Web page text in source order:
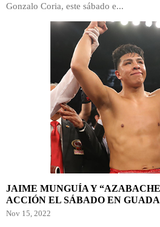
Gonzalo Coria, este sábado e...
JAIME MUNGUÍA Y
ACCIÓN EL SÁBADO EN
Nov 15, 2022